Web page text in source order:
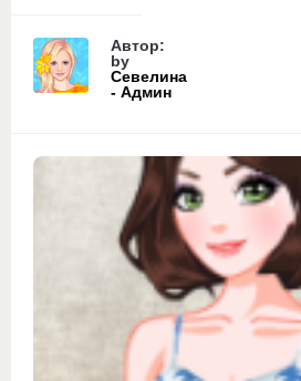
Автор:
by
Севелина
- Админ